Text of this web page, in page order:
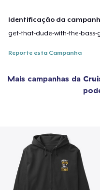
Identificação da
get-that-dude-with-the-bass-
Reporte esta Campanha
Mais campanhas da